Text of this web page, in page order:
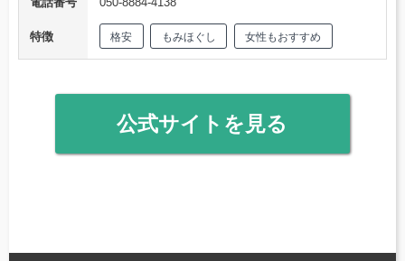
特徴 格安 もみほぐし 女性もおすすめ
公式サイトを見る